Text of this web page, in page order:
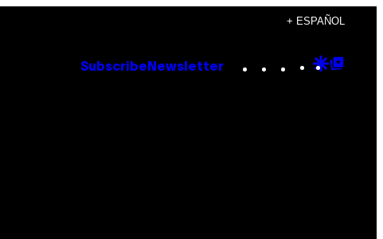
+ ESPAÑOL
Subscribe Newsletter Instagram
TikTok
YouTube
Google